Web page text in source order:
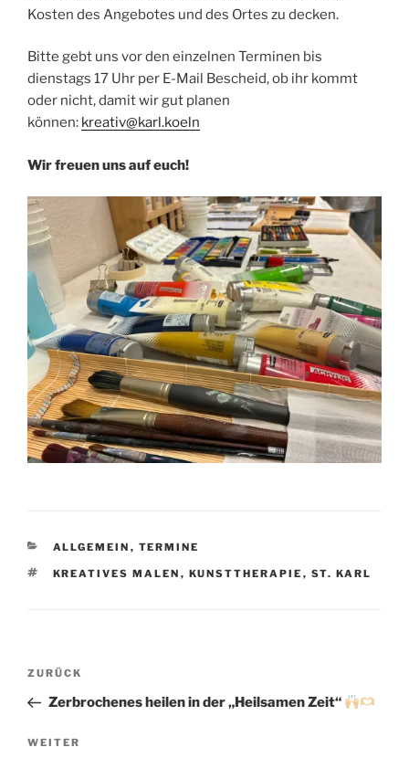
Kosten des Angebotes und des Ortes zu decken.
Bitte gebt uns vor den einzelnen Terminen bis
dienstags 17 Uhr per E-Mail Bescheid, ob ihr kommt
oder nicht, damit wir gut planen
können: kreativ@karl.koeln
Wir freuen uns auf euch!
KATEGORIEN
ALLGEMEIN , TERMINE
SCHLAGWÖRTER
KREATIVES MALEN , KUNSTTHERAPIE , ST. KARL
Beitragsnavigation
Vorheriger
Beitrag
ZURÜCK
Zerbrochenes heilen in der „Heilsamen Zeit“
Nächster
WEITER